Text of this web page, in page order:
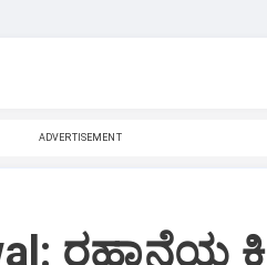
ADVERTISEMENT
ರಹಾನೆಯ